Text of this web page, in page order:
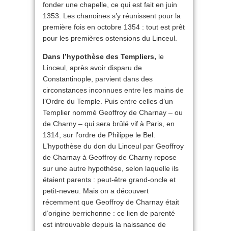
fonder une chapelle, ce qui est fait en juin
1353. Les chanoines s’y réunissent pour la
première fois en octobre 1354 : tout est prêt
pour les premières ostensions du Linceul.
Dans l’hypothèse des Templiers, le
Linceul, après avoir disparu de
Constantinople, parvient dans des
circonstances inconnues entre les mains de
l’Ordre du Temple. Puis entre celles d’un
Templier nommé Geoffroy de Charnay – ou
de Charny – qui sera brûlé vif à Paris, en
1314, sur l’ordre de Philippe le Bel.
L’hypothèse du don du Linceul par Geoffroy
de Charnay à Geoffroy de Charny repose
sur une autre hypothèse, selon laquelle ils
étaient parents : peut-être grand-oncle et
petit-neveu. Mais on a découvert
récemment que Geoffroy de Charnay était
d’origine berrichonne : ce lien de parenté
est introuvable depuis la naissance de